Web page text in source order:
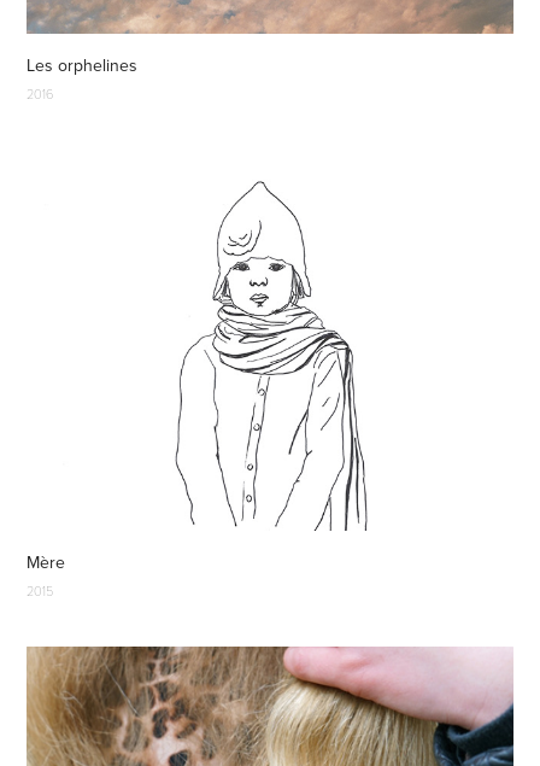
Les orphelines
2016
Mère
2015